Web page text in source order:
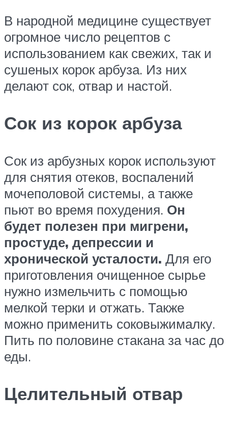
В народной медицине существует
огромное число рецептов с
использованием как свежих, так и
сушеных корок арбуза. Из них
делают сок, отвар и настой.
Сок из корок арбуза
Сок из арбузных корок используют
для снятия отеков, воспалений
мочеполовой системы, а также
пьют во время похудения. Он
будет полезен при мигрени,
простуде, депрессии и
хронической усталости. Для его
приготовления очищенное сырье
нужно измельчить с помощью
мелкой терки и отжать. Также
можно применить соковыжималку.
Пить по половине стакана за час до
еды.
Целительный отвар